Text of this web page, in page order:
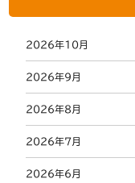
2026年10月
2026年9月
2026年8月
2026年7月
2026年6月